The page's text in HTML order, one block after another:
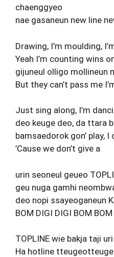
chaenggyeo
nae gasaneun new line
Drawing, I’m moulding,
Yeah I’m counting wins
gijuneul olligo mollineun
But they can’t pass me
Just sing along, I’m
deo keuge deo, da ttara
bamsaedorok gon’ play,
’Cause we don’t give a
urin seoneul geueo
geu nuga gamhi
deo nopi ssayeoganeun
BOM DIGI DIGI BOM
TOPLINE wie bakja taji uri
Ha hotline